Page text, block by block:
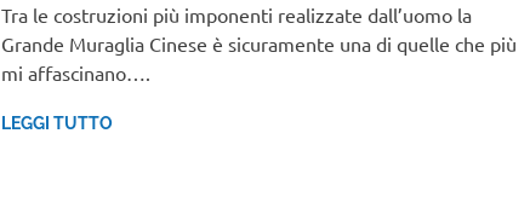
Tra le costruzioni più imponenti realizzate dall’uomo la
Grande Muraglia Cinese è sicuramente una di quelle che più
mi affascinano….
LEGGI TUTTO